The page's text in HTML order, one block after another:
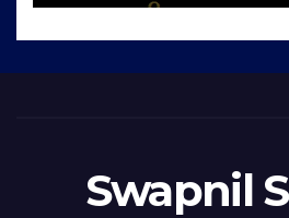
Swapnil